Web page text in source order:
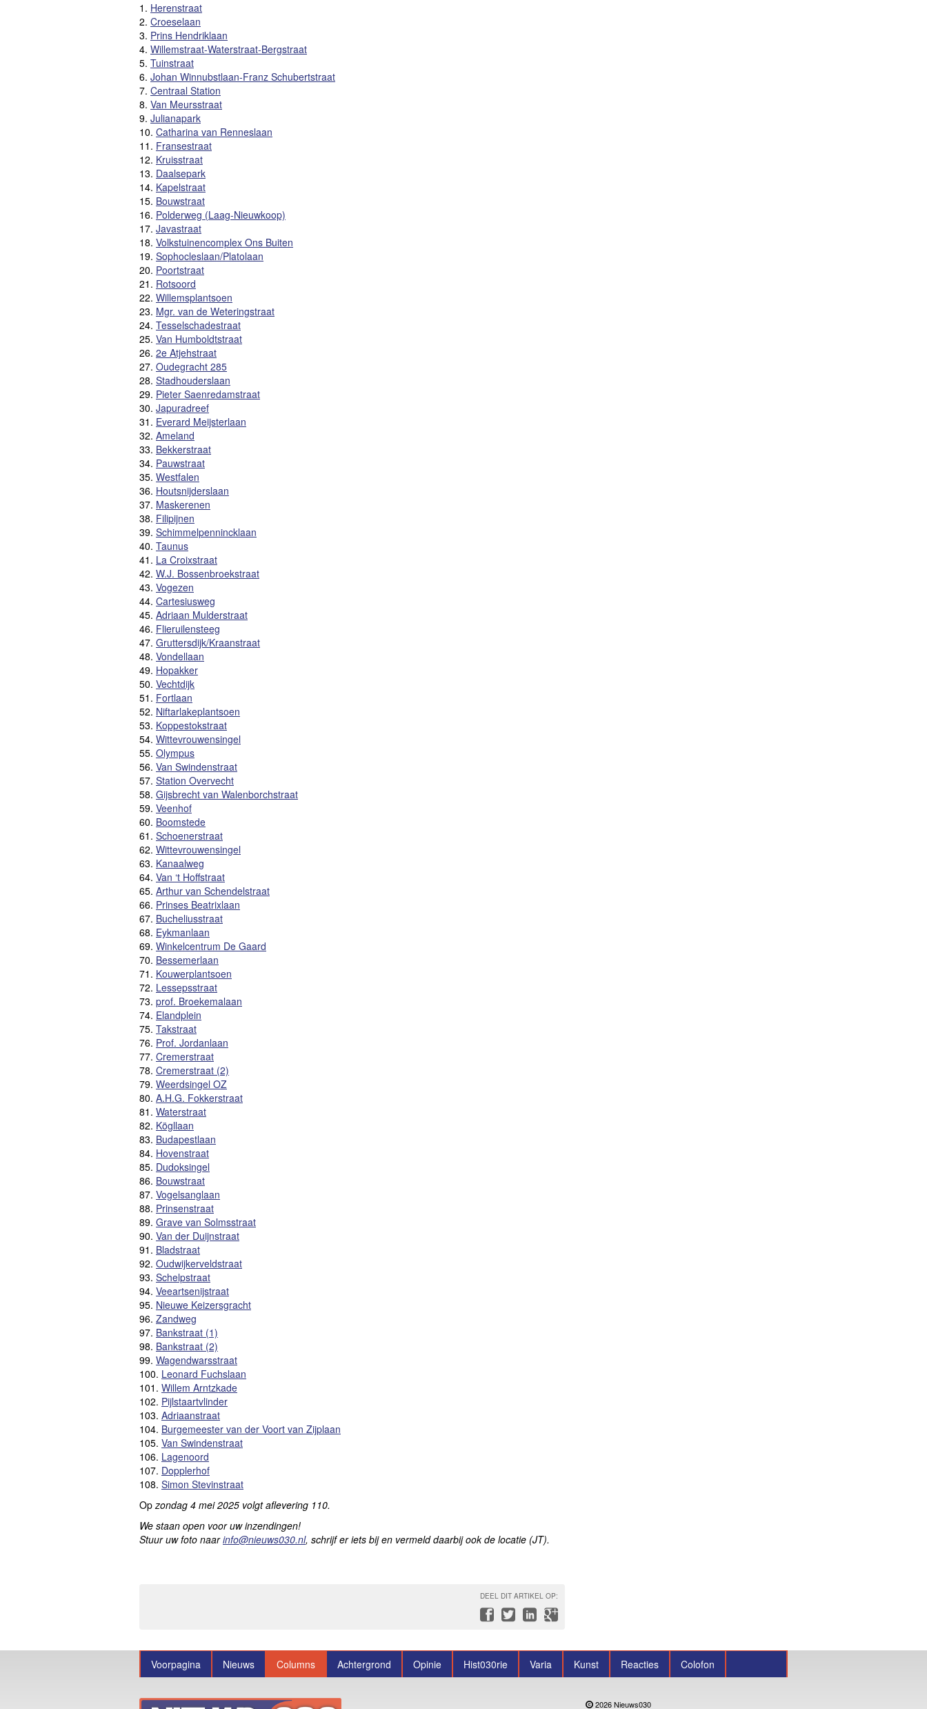
1. Herenstraat
2. Croeselaan
3. Prins Hendriklaan
4. Willemstraat-Waterstraat-Bergstraat
5. Tuinstraat
6. Johan Winnubstlaan-Franz Schubertstraat
7. Centraal Station
8. Van Meursstraat
9. Julianapark
10. Catharina van Renneslaan
11. Fransestraat
12. Kruisstraat
13. Daalsepark
14. Kapelstraat
15. Bouwstraat
16. Polderweg (Laag-Nieuwkoop)
17. Javastraat
18. Volkstuinencomplex Ons Buiten
19. Sophocleslaan/Platolaan
20. Poortstraat
21. Rotsoord
22. Willemsplantsoen
23. Mgr. van de Weteringstraat
24. Tesselschadestraat
25. Van Humboldtstraat
26. 2e Atjehstraat
27. Oudegracht 285
28. Stadhouderslaan
29. Pieter Saenredamstraat
30. Japuradreef
31. Everard Meijsterlaan
32. Ameland
33. Bekkerstraat
34. Pauwstraat
35. Westfalen
36. Houtsnijderslaan
37. Maskerenen
38. Filipijnen
39. Schimmelpennincklaan
40. Taunus
41. La Croixstraat
42. W.J. Bossenbroekstraat
43. Vogezen
44. Cartesiusweg
45. Adriaan Mulderstraat
46. Flieruilensteeg
47. Gruttersdijk/Kraanstraat
48. Vondellaan
49. Hopakker
50. Vechtdijk
51. Fortlaan
52. Niftarlakeplantsoen
53. Koppestokstraat
54. Wittevrouwensingel
55. Olympus
56. Van Swindenstraat
57. Station Overvecht
58. Gijsbrecht van Walenborchstraat
59. Veenhof
60. Boomstede
61. Schoenerstraat
62. Wittevrouwensingel
63. Kanaalweg
64. Van ‘t Hoffstraat
65. Arthur van Schendelstraat
66. Prinses Beatrixlaan
67. Bucheliusstraat
68. Eykmanlaan
69. Winkelcentrum De Gaard
70. Bessemerlaan
71. Kouwerplantsoen
72. Lessepsstraat
73. prof. Broekemalaan
74. Elandplein
75. Takstraat
76. Prof. Jordanlaan
77. Cremerstraat
78. Cremerstraat (2)
79. Weerdsingel OZ
80. A.H.G. Fokkerstraat
81. Waterstraat
82. Kögllaan
83. Budapestlaan
84. Hovenstraat
85. Dudoksingel
86. Bouwstraat
87. Vogelsanglaan
88. Prinsenstraat
89. Grave van Solmsstraat
90. Van der Duijnstraat
91. Bladstraat
92. Oudwijkerveldstraat
93. Schelpstraat
94. Veeartsenijstraat
95. Nieuwe Keizersgracht
96. Zandweg
97. Bankstraat (1)
98. Bankstraat (2)
99. Wagendwarsstraat
100. Leonard Fuchslaan
101. Willem Arntzkade
102. Pijlstaartvlinder
103. Adriaanstraat
104. Burgemeester van der Voort van Zijplaan
105. Van Swindenstraat
106. Lagenoord
107. Dopplerhof
108. Simon Stevinstraat
Opzondag 4 mei 2025 volgt aflevering 110.
We staan open voor uw inzendingen!
Stuur uw foto naarinfo@nieuws030.nl, schrijf er iets bijen vermeld daarbij ook de locatie (JT).
DEEL DIT ARTIKEL OP:
Voorpagina Nieuws Columns Achtergrond Opinie Hist030rie Varia Kunst Reacties Colofon
2026 Nieuws030